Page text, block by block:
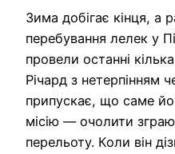
Зима добігає кінця, а
перебування лелек у
провели останні
Річард з нетерпінням
припускає, що саме
місію — очолити
перельоту. Коли він